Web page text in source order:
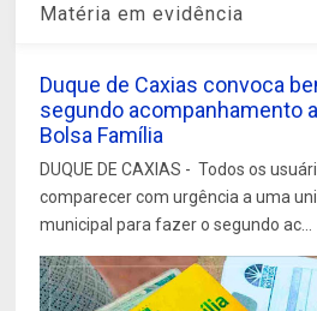
Matéria em evidência
Duque de Caxias convoca
segundo acompanhamento
Bolsa Família
DUQUE DE CAXIAS - Todos os
comparecer com urgência a uma
municipal para fazer o segundo ac...